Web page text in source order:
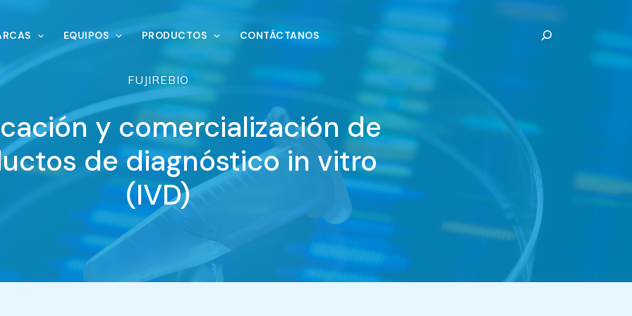
EQUIPOS PRODUCTOS CONTÁCTANOS
FUJIREBIO
y comercialización de
de diagnóstico in vitro
(IVD)